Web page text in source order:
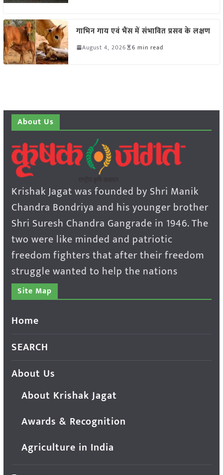
गाभिन गाय एवं भैंस में संभावित प्रसव के लक्षण
August 4, 2026 6 min read
About Us
Krishak Jagat was founded by Shri Manik
Chandra Bondriya and his younger brother
Shri Suresh Chandra Gangrade in 1946. The
two were like minded and patriotic
freedom fighters that after their freedom
struggle wanted to help the nations
Site Map
Home
SEARCH
About Us
About Krishak Jagat
Awards & Recognition
Agriculture in India